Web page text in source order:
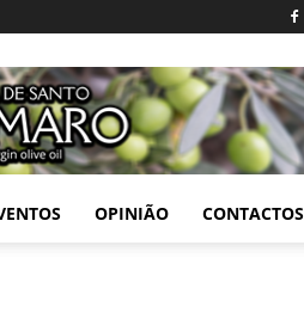
OPINIÃO CONTACTOS